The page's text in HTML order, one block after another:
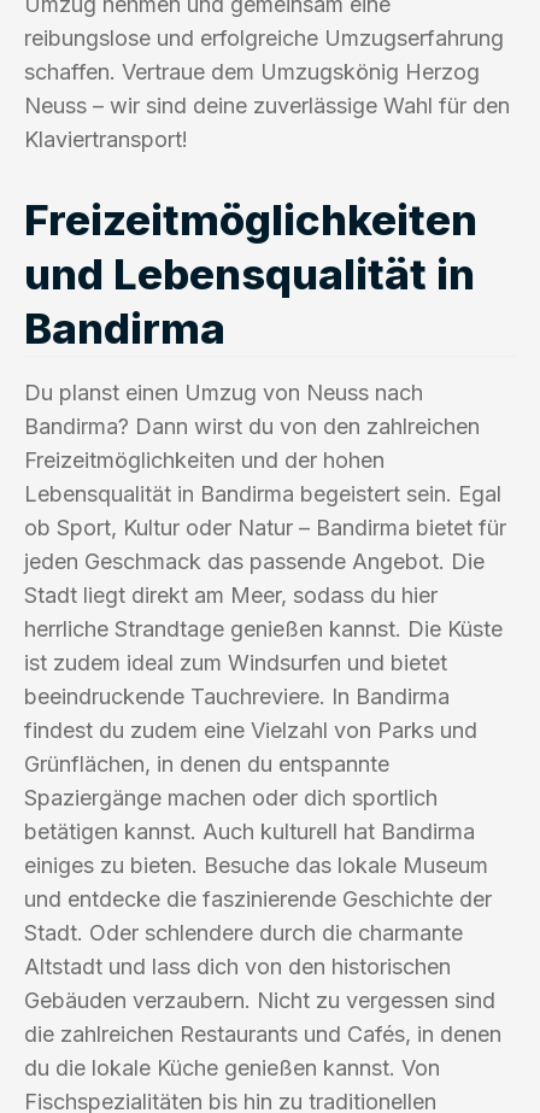
reibungslose und erfolgreiche Umzugserfahrung
schaffen. Vertraue dem Umzugskönig Herzog
Neuss – wir sind deine zuverlässige Wahl für den
Klaviertransport!
Freizeitmöglichkeiten
und Lebensqualität in
Bandirma
Du planst einen Umzug von Neuss nach
Bandirma? Dann wirst du von den zahlreichen
Freizeitmöglichkeiten und der hohen
Lebensqualität in Bandirma begeistert sein. Egal
ob Sport, Kultur oder Natur – Bandirma bietet für
jeden Geschmack das passende Angebot. Die
Stadt liegt direkt am Meer, sodass du hier
herrliche Strandtage genießen kannst. Die Küste
ist zudem ideal zum Windsurfen und bietet
beeindruckende Tauchreviere. In Bandirma
findest du zudem eine Vielzahl von Parks und
Grünflächen, in denen du entspannte
Spaziergänge machen oder dich sportlich
betätigen kannst. Auch kulturell hat Bandirma
einiges zu bieten. Besuche das lokale Museum
und entdecke die faszinierende Geschichte der
Stadt. Oder schlendere durch die charmante
Altstadt und lass dich von den historischen
Gebäuden verzaubern. Nicht zu vergessen sind
die zahlreichen Restaurants und Cafés, in denen
du die lokale Küche genießen kannst. Von
Fischspezialitäten bis hin zu traditionellen